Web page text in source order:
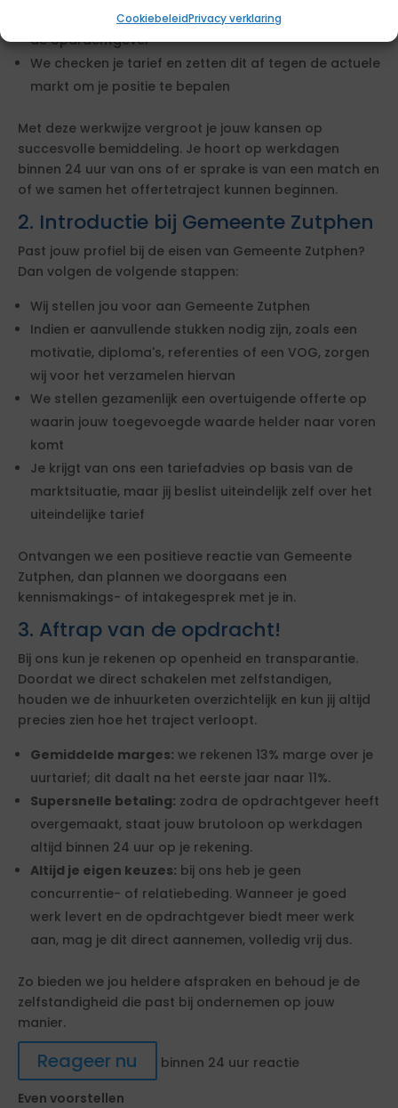
CookiebeleidPrivacy verklaring
We leggen jouw profiel langs de lat van de eisen van
de opdrachtgever
We checken je tarief en zetten dit af tegen de actuele
markt om je positie te bepalen
Met deze werkwijze vergroot je jouw kansen op
succesvolle bemiddeling. Je hoort op werkdagen
binnen 24 uur van ons of er sprake is van een match en
of we samen het offertetraject kunnen beginnen.
2. Introductie bij Gemeente Zutphen
Past jouw profiel bij de eisen van Gemeente Zutphen?
Dan volgen de volgende stappen:
Wij stellen jou voor aan Gemeente Zutphen
Indien er aanvullende stukken nodig zijn, zoals een
motivatie, diploma's, referenties of een VOG, zorgen
wij voor het verzamelen hiervan
We stellen gezamenlijk een overtuigende offerte op
waarin jouw toegevoegde waarde helder naar voren
komt
Je krijgt van ons een tariefadvies op basis van de
marktsituatie, maar jij beslist uiteindelijk zelf over het
uiteindelijke tarief
Ontvangen we een positieve reactie van Gemeente
Zutphen, dan plannen we doorgaans een
kennismakings- of intakegesprek met je in.
3. Aftrap van de opdracht!
Bij ons kun je rekenen op openheid en transparantie.
Doordat we direct schakelen met zelfstandigen,
houden we de inhuurketen overzichtelijk en kun jij altijd
precies zien hoe het traject verloopt.
Gemiddelde marges: we rekenen 13% marge over je
uurtarief; dit daalt na het eerste jaar naar 11%.
Supersnelle betaling: zodra de opdrachtgever heeft
overgemaakt, staat jouw brutoloon op werkdagen
altijd binnen 24 uur op je rekening.
Altijd je eigen keuzes: bij ons heb je geen
concurrentie- of relatiebeding. Wanneer je goed
werk levert en de opdrachtgever biedt meer werk
aan, mag je dit direct aannemen, volledig vrij dus.
Zo bieden we jou heldere afspraken en behoud je de
zelfstandigheid die past bij ondernemen op jouw
manier.
Reageer nu
binnen 24 uur reactie
Even voorstellen